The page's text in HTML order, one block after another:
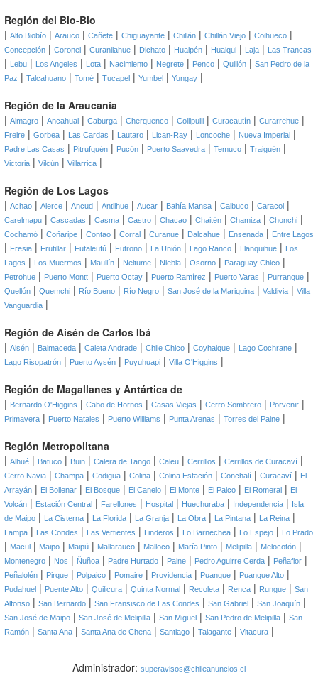
Región del Bio-Bio
| Alto Biobío | Arauco | Cañete | Chiguayante | Chillán | Chillán Viejo | Coihueco |
Concepción | Coronel | Curanilahue | Dichato | Hualpén | Hualqui | Laja | Las Trancas
| Lebu | Los Angeles | Lota | Nacimiento | Negrete | Penco | Quillón | San Pedro de la
Paz | Talcahuano | Tomé | Tucapel | Yumbel | Yungay |
Región de la Araucanía
| Almagro | Ancahual | Caburga | Cherquenco | Collipulli | Curacautín | Curarrehue |
Freire | Gorbea | Las Cardas | Lautaro | Lican-Ray | Loncoche | Nueva Imperial |
Padre Las Casas | Pitrufquén | Pucón | Puerto Saavedra | Temuco | Traiguén |
Victoria | Vilcún | Villarrica |
Región de Los Lagos
| Achao | Alerce | Ancud | Antilhue | Aucar | Bahía Mansa | Calbuco | Caracol |
Carelmapu | Cascadas | Casma | Castro | Chacao | Chaitén | Chamiza | Chonchi |
Cochamó | Coñaripe | Contao | Corral | Curanue | Dalcahue | Ensenada | Entre Lagos
| Fresia | Frutillar | Futaleufú | Futrono | La Unión | Lago Ranco | Llanquihue |
Los
Lagos | Los Muermos | Maullín | Neltume | Niebla | Osorno | Paraguay Chico |
Petrohue | Puerto Montt | Puerto Octay | Puerto Ramírez | Puerto Varas | Purranque |
Quellón | Quemchi | Río Bueno | Río Negro | San José de la Mariquina | Valdivia | Villa
Vanguardia |
Región de Aisén de Carlos Ibá
| Aisén | Balmaceda | Caleta Andrade | Chile Chico | Coyhaique | Lago Cochrane |
Lago Risopatrón | Puerto Aysén | Puyuhuapi | Villa O'Higgins |
Región de Magallanes y Antártica de
| Bernardo O'Higgins | Cabo de Hornos | Casas Viejas | Cerro Sombrero | Porvenir |
Primavera | Puerto Natales | Puerto Williams | Punta Arenas | Torres del Paine |
Región Metropolitana
| Alhué | Batuco | Buin | Calera de Tango | Caleu | Cerrillos | Cerrillos de Curacaví |
Cerro Navia | Champa | Codigua | Colina | Colina Estación | Conchalí | Curacaví | El
Arrayán | El Bollenar | El Bosque | El Canelo | El Monte | El Paico | El Romeral | El
Volcán | Estación Central | Farellones | Hospital | Huechuraba | Independencia |
Isla
de Maipo | La Cisterna | La Florida | La Granja | La Obra | La Pintana | La Reina |
Lampa | Las Condes | Las Vertientes | Linderos | Lo Barnechea | Lo Espejo | Lo Prado
| Macul | Maipo | Maipú | Mallarauco | Malloco | María Pinto | Melipilla | Melocotón |
Montenegro | Nos | Ñuñoa | Padre Hurtado | Paine | Pedro Aguirre Cerda | Peñaflor |
Peñalolén | Pirque | Polpaico | Pomaire | Providencia | Puangue | Puangue Alto |
Pudahuel | Puente Alto | Quilicura | Quinta Normal | Recoleta | Renca | Rungue | San
Alfonso | San Bernardo | San Fransisco de Las Condes | San Gabriel | San Joaquín |
San José de Maipo | San José de Melipilla | San Miguel | San Pedro de Melipilla | San
Ramón | Santa Ana | Santa Ana de Chena | Santiago | Talagante | Vitacura |
Administrador: superavisos@chileanuncios.cl